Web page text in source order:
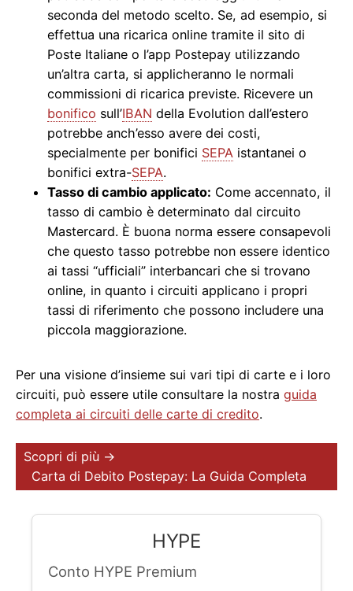
seconda del metodo scelto. Se, ad esempio, si
effettua una ricarica online tramite il sito di
Poste Italiane o l’app Postepay utilizzando
un’altra carta, si applicheranno le normali
commissioni di ricarica previste. Ricevere un
bonifico sull’IBAN della Evolution dall’estero
potrebbe anch’esso avere dei costi,
specialmente per bonifici SEPA istantanei o
bonifici extra-SEPA.
Tasso di cambio applicato: Come accennato, il
tasso di cambio è determinato dal circuito
Mastercard. È buona norma essere consapevoli
che questo tasso potrebbe non essere identico
ai tassi “ufficiali” interbancari che si trovano
online, in quanto i circuiti applicano i propri
tassi di riferimento che possono includere una
piccola maggiorazione.
Per una visione d’insieme sui vari tipi di carte e i loro
circuiti, può essere utile consultare la nostra guida
completa ai circuiti delle carte di credito.
Scopri di più →
Carta di Debito Postepay: La Guida Completa
HYPE
Conto HYPE Premium